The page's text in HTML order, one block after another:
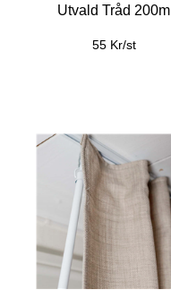
Utvald Tråd 200m
55 Kr/st